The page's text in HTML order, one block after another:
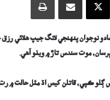
نوجوان پنهنجي لانگ جيپ هلائي رزق
موت سندس تاڙ ۾ ويٺو آهي.
ڳلو ڪپي، قاتلن کيس اڌ مئل حالت